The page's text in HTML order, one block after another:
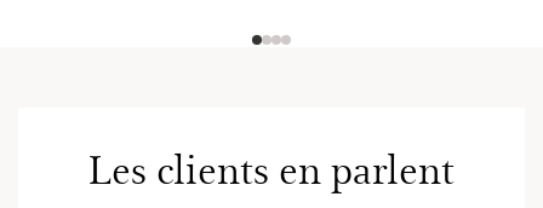
Les clients en parlent